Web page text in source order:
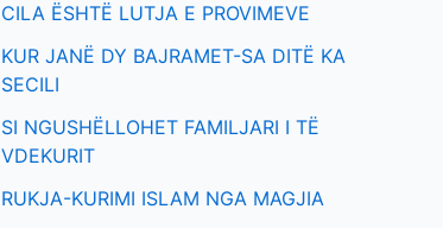
CILA ËSHTË LUTJA E PROVIMEVE
KUR JANË DY BAJRAMET-SA DITË KA
SECILI
SI NGUSHËLLOHET FAMILJARI I TË
VDEKURIT
RUKJA-KURIMI ISLAM NGA MAGJIA